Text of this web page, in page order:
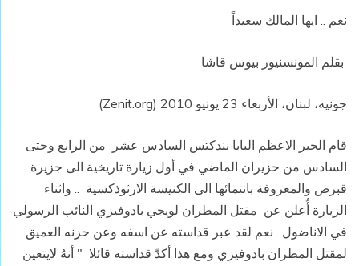
نعم .. ايها المالك سعيداً
بقلم المونسنيور بيوس قاشا
جونيه، لبنان، الأربعاء 23 يونيو 2010 (Zenit.org)
قام الحبر الاعظم البابا بندكتس السادس عشر من الرابع وحتى
السادس من حزيران الماضي في أول زيارة تاريخية الى جزيرة
قبرص والمعروفة بانتمائها الى الكنيسة الارثوذكسية .. واثناء
الزيارة أُعلن عن مقتل المطران لويجي بادوفيزي النائب الرسولي
في الاناضول . نعم لقد عبر قداسته عن اسفه وعن حزنه العميق
لمقتل المطران بادوفيزي ومع هذا أكدّ قداسته قائلا " أنهُ لايتعين